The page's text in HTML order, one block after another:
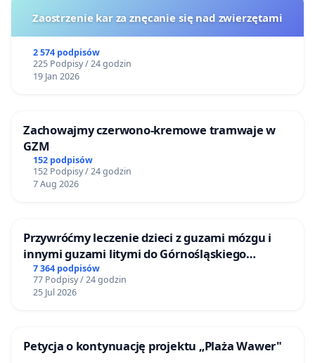
Zaostrzenie kar za znęcanie się nad zwierzętami
2 574 podpisów
225 Podpisy / 24 godzin
19 Jan 2026
Zachowajmy czerwono-kremowe tramwaje w
GZM
152 podpisów
152 Podpisy / 24 godzin
7 Aug 2026
Przywróćmy leczenie dzieci z guzami mózgu i
innymi guzami litymi do Górnośląskiego
Centrum Zdrowia Dziecka w Katowicach
7 364 podpisów
77 Podpisy / 24 godzin
25 Jul 2026
Petycja o kontynuację projektu „Plaża Wawer"